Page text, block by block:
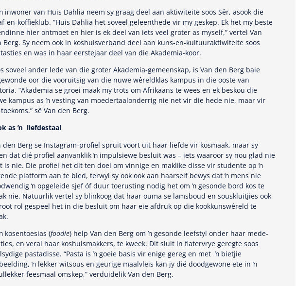
inwoner van Huis Dahlia neem sy graag deel aan aktiwiteite soos Sêr, asook die
en-koffieklub. “Huis Dahlia het soveel geleenthede vir my geskep. Ek het my beste
hier ontmoet en hier is ek deel van iets veel groter as myself,” vertel Van
Berg. Sy neem ook in koshuisverband deel aan kuns-en-kultuuraktiwiteite soos
en was in haar eerstejaar deel van die Akademia-koor.
soveel ander lede van die groter Akademia-gemeenskap, is Van den Berg baie
oor die vooruitsig van die nuwe wêreldklas kampus in die ooste van
“Akademia se groei maak my trots om Afrikaans te wees en ek beskou die
kampus as ŉ vesting van moedertaalonderrig nie net vir die hede nie, maar vir
sê Van den Berg.
as ŉ liefdestaal
den Berg se Instagram-profiel spruit voort uit haar liefde vir kosmaak, maar sy
dat dié profiel aanvanklik ŉ impulsiewe besluit was – iets waaroor sy nou glad nie
is nie. Die profiel het dit ten doel om vinnige en maklike disse vir studente op ŉ
platform aan te bied, terwyl sy ook ook aan haarself bewys dat ŉ mens nie
ŉ opgeleide sjef óf duur toerusting nodig het om ŉ gesonde bord kos te
nie. Natuurlik vertel sy blinkoog dat haar ouma se lamsboud en souskluitjies ook
rol gespeel het in die besluit om haar eie afdruk op die kookkunswêreld te
kosentoesias (foodie) help Van den Berg om ŉ gesonde leefstyl onder haar mede-
en veral haar koshuismakkers, te kweek. Dit sluit in flatervrye geregte soos
pastadisse. “Pasta is ŉ goeie basis vir enige gereg en met ŉ bietjie
ŉ lekker witsous en geurige maalvleis kan jy dié doodgewone ete in ŉ
feesmaal omskep,” verduidelik Van den Berg.